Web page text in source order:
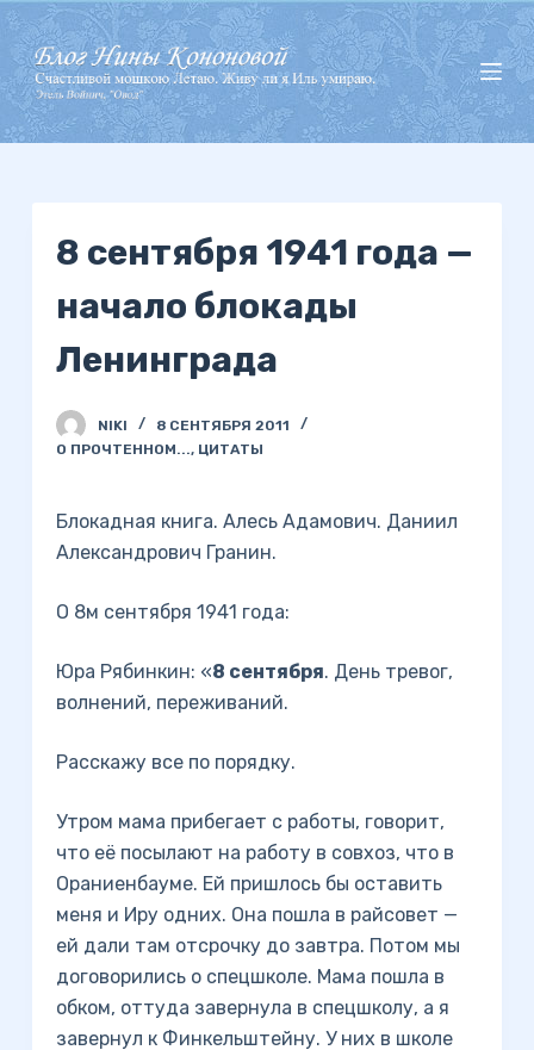
П
е
р
е
й
8 сентября 1941 года —
начало блокады
Ленинграда
NIKI
8 СЕНТЯБРЯ 2011
О ПРОЧТЕННОМ..., ЦИТАТЫ
Блокадная книга. Алесь Адамович. Даниил
Александрович Гранин.
О 8м сентября 1941 года:
Юра Рябинкин: «8 сентября. День тревог,
волнений, переживаний.
Расскажу все по порядку.
Утром мама прибегает с работы, говорит,
что её посылают на работу в совхоз, что в
Ораниенбауме. Ей пришлось бы оставить
меня и Иру одних. Она пошла в райсовет —
ей дали там отсрочку до завтра. Потом мы
договорились о спецшколе. Мама пошла в
обком, оттуда завернула в спецшколу, а я
завернул к Финкельштейну. У них в школе